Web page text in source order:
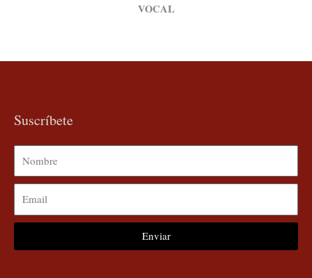
VOCAL
Suscríbete
Enviar